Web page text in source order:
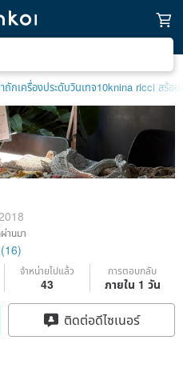
ถักเครื่องประดับวินเทจ10knina ricci สร้อ
านมา
(16)
จำหน่ายไปแล้ว
43
การตอบกลับ
ภายใน 1 วัน
ติดต่อดีไซเนอร์